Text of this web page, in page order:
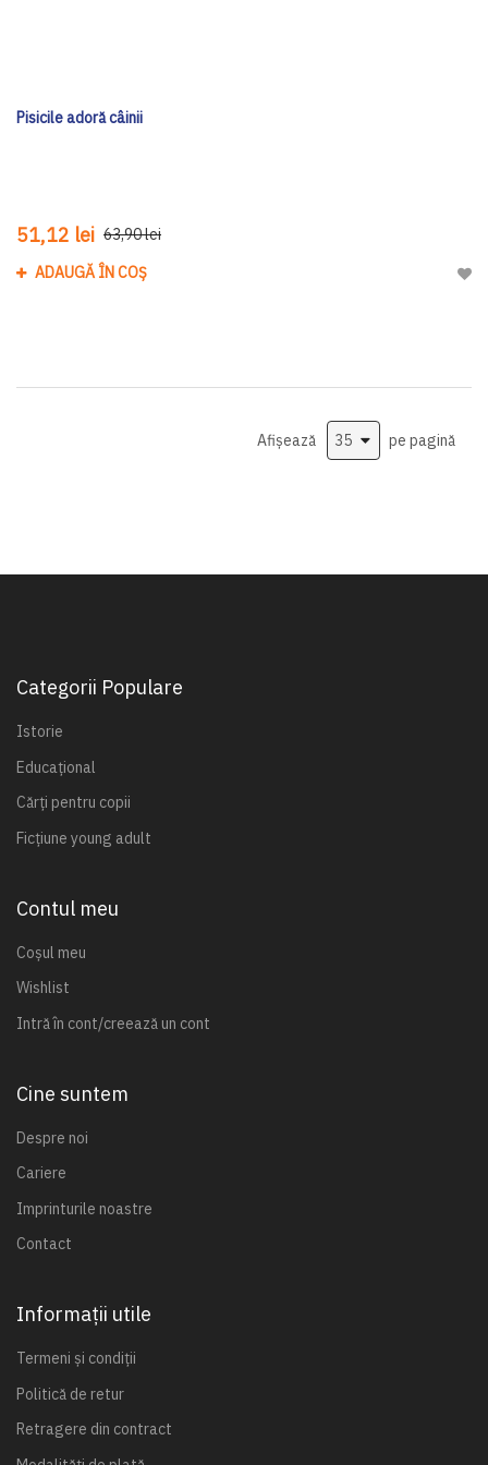
Pisicile adoră câinii
51,12 lei 63,90 lei
ADAUGĂ ÎN COȘ
Afișează pe pagină
Categorii Populare
Istorie
Educațional
Cărți pentru copii
Ficțiune young adult
Contul meu
Coșul meu
Wishlist
Intră în cont/creează un cont
Cine suntem
Despre noi
Cariere
Imprinturile noastre
Contact
Informații utile
Termeni și condiții
Politică de retur
Retragere din contract